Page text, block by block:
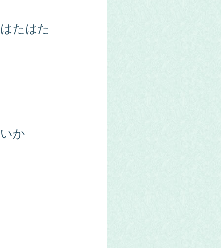
はたはた
いか